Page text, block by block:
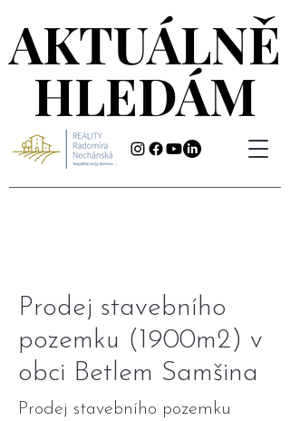
AKTUÁLNĚ
HLEDÁM
AKTUÁLNĚ
HLEDÁM
Prodej stavebního
pozemku (1900m2) v
obci Betlem Samšina
Prodej stavebního pozemku